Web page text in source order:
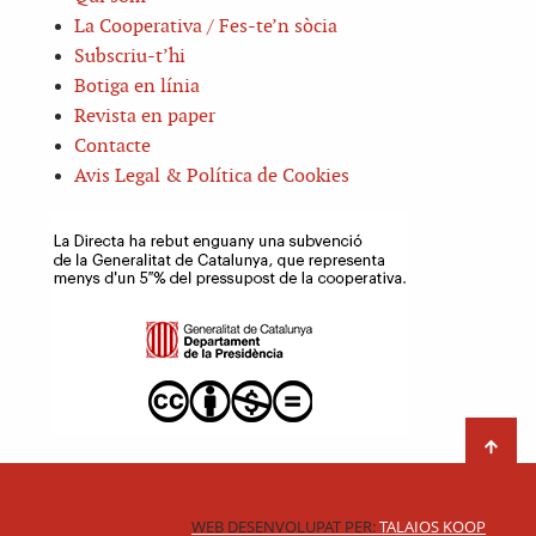
La Cooperativa / Fes-te’n sòcia
Subscriu-t’hi
Botiga en línia
Revista en paper
Contacte
Avis Legal & Política de Cookies
WEB DESENVOLUPAT PER:TALAIOS KOOP